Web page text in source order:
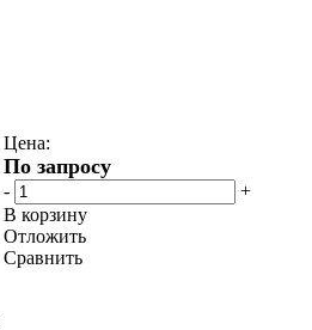
Цена:
По запросу
-
+
В корзину
Отложить
Сравнить